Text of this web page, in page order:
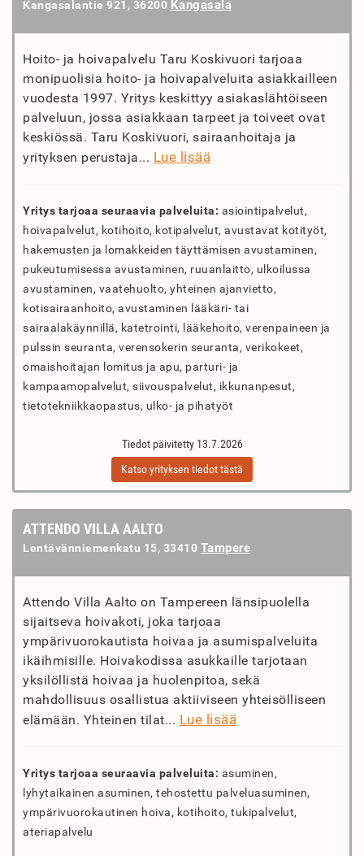
Kangasalantie 921, 36200 Kangasala
Hoito- ja hoivapalvelu Taru Koskivuori tarjoaa
monipuolisia hoito- ja hoivapalveluita asiakkailleen
vuodesta 1997. Yritys keskittyy asiakaslähtöiseen
palveluun, jossa asiakkaan tarpeet ja toiveet ovat
keskiössä. Taru Koskivuori, sairaanhoitaja ja
yrityksen perustaja... Lue lisää
Yritys tarjoaa seuraavia palveluita: asiointipalvelut,
hoivapalvelut, kotihoito, kotipalvelut, avustavat kotityöt,
hakemusten ja lomakkeiden täyttämisen avustaminen,
pukeutumisessa avustaminen, ruuanlaitto, ulkoilussa
avustaminen, vaatehuolto, yhteinen ajanvietto,
kotisairaanhoito, avustaminen lääkäri- tai
sairaalakäynnillä, katetrointi, lääkehoito, verenpaineen ja
pulssin seuranta, verensokerin seuranta, verikokeet,
omaishoitajan lomitus ja apu, parturi- ja
kampaamopalvelut, siivouspalvelut, ikkunanpesut,
tietotekniikkaopastus, ulko- ja pihatyöt
Tiedot päivitetty 13.7.2026
Katso yrityksen tiedot tästä
ATTENDO VILLA AALTO
Lentävänniemenkatu 15, 33410 Tampere
Attendo Villa Aalto on Tampereen länsipuolella
sijaitseva hoivakoti, joka tarjoaa
ympärivuorokautista hoivaa ja asumispalveluita
ikäihmisille. Hoivakodissa asukkaille tarjotaan
yksilöllistä hoivaa ja huolenpitoa, sekä
mahdollisuus osallistua aktiiviseen yhteisölliseen
elämään. Yhteinen tilat... Lue lisää
Yritys tarjoaa seuraavia palveluita: asuminen,
lyhytaikainen asuminen, tehostettu palveluasuminen,
ympärivuorokautinen hoiva, kotihoito, tukipalvelut,
ateriapalvelu